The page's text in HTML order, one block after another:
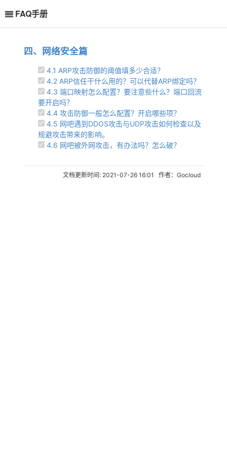
FAQ手册
四、网络安全篇
4.1 ARP攻击防御的阈值填多少合适？
4.2 ARP信任干什么用的？可以代替ARP绑定吗？
4.3 端口映射怎么配置？要注意些什么？端口回流
要开启吗？
4.4 攻击防御一般怎么配置？开启哪些项？
4.5 网吧遇到DDOS攻击与UDP攻击如何检查以及
规避攻击带来的影响。
4.6 网吧被外网攻击，有办法吗？怎么破？
文档更新时间: 2021-07-26 16:01 作者：Gocloud